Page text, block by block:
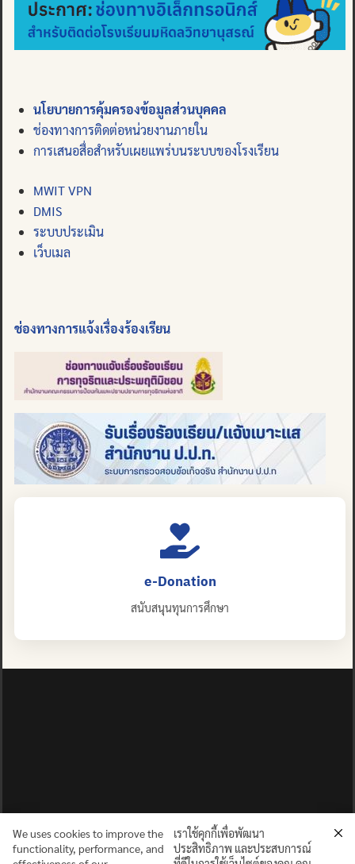
นโยบายการคุ้มครองข้อมูลส่วนบุคคล
ช่องทางการติดต่อหน่วยงานภายใน
การเสนอสื่อสำหรับเผยแพร่บนระบบของโรงเรียน
MWIT VPN
DMIS
ระบบประเมิน
เว็บเมล
ช่องทางการแจ้งเรื่องร้องเรียน
e-Donation
สนับสนุนทุนการศึกษา
We uses cookies to improve the
functionality, performance, and
เราใช้คุกกี้เพื่อพัฒนา
ประสิทธิภาพ และประสบการณ์